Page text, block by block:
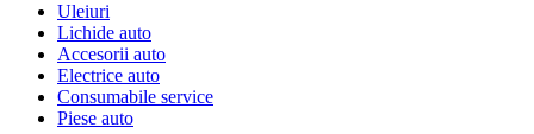
Uleiuri
Lichide auto
Accesorii auto
Electrice auto
Consumabile service
Piese auto